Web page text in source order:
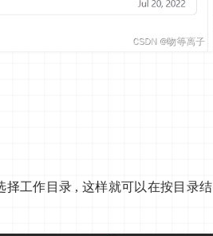
工作目录 , 这样就可以在按目录结